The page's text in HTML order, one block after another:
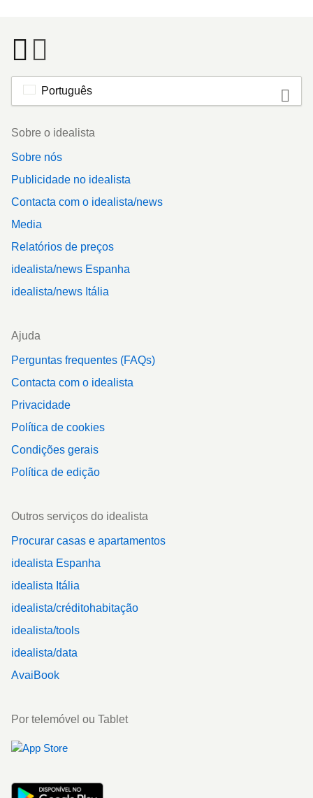
Português
Footer
Sobre o idealista
Sobre nós
Publicidade no idealista
Contacta com o idealista/news
Media
Relatórios de preços
idealista/news Espanha
idealista/news Itália
Ajuda
Perguntas frequentes (FAQs)
Contacta com o idealista
Privacidade
Política de cookies
Condições gerais
Política de edição
Outros serviços do idealista
Procurar casas e apartamentos
idealista Espanha
idealista Itália
idealista/créditohabitação
idealista/tools
idealista/data
AvaiBook
Por telemóvel ou Tablet